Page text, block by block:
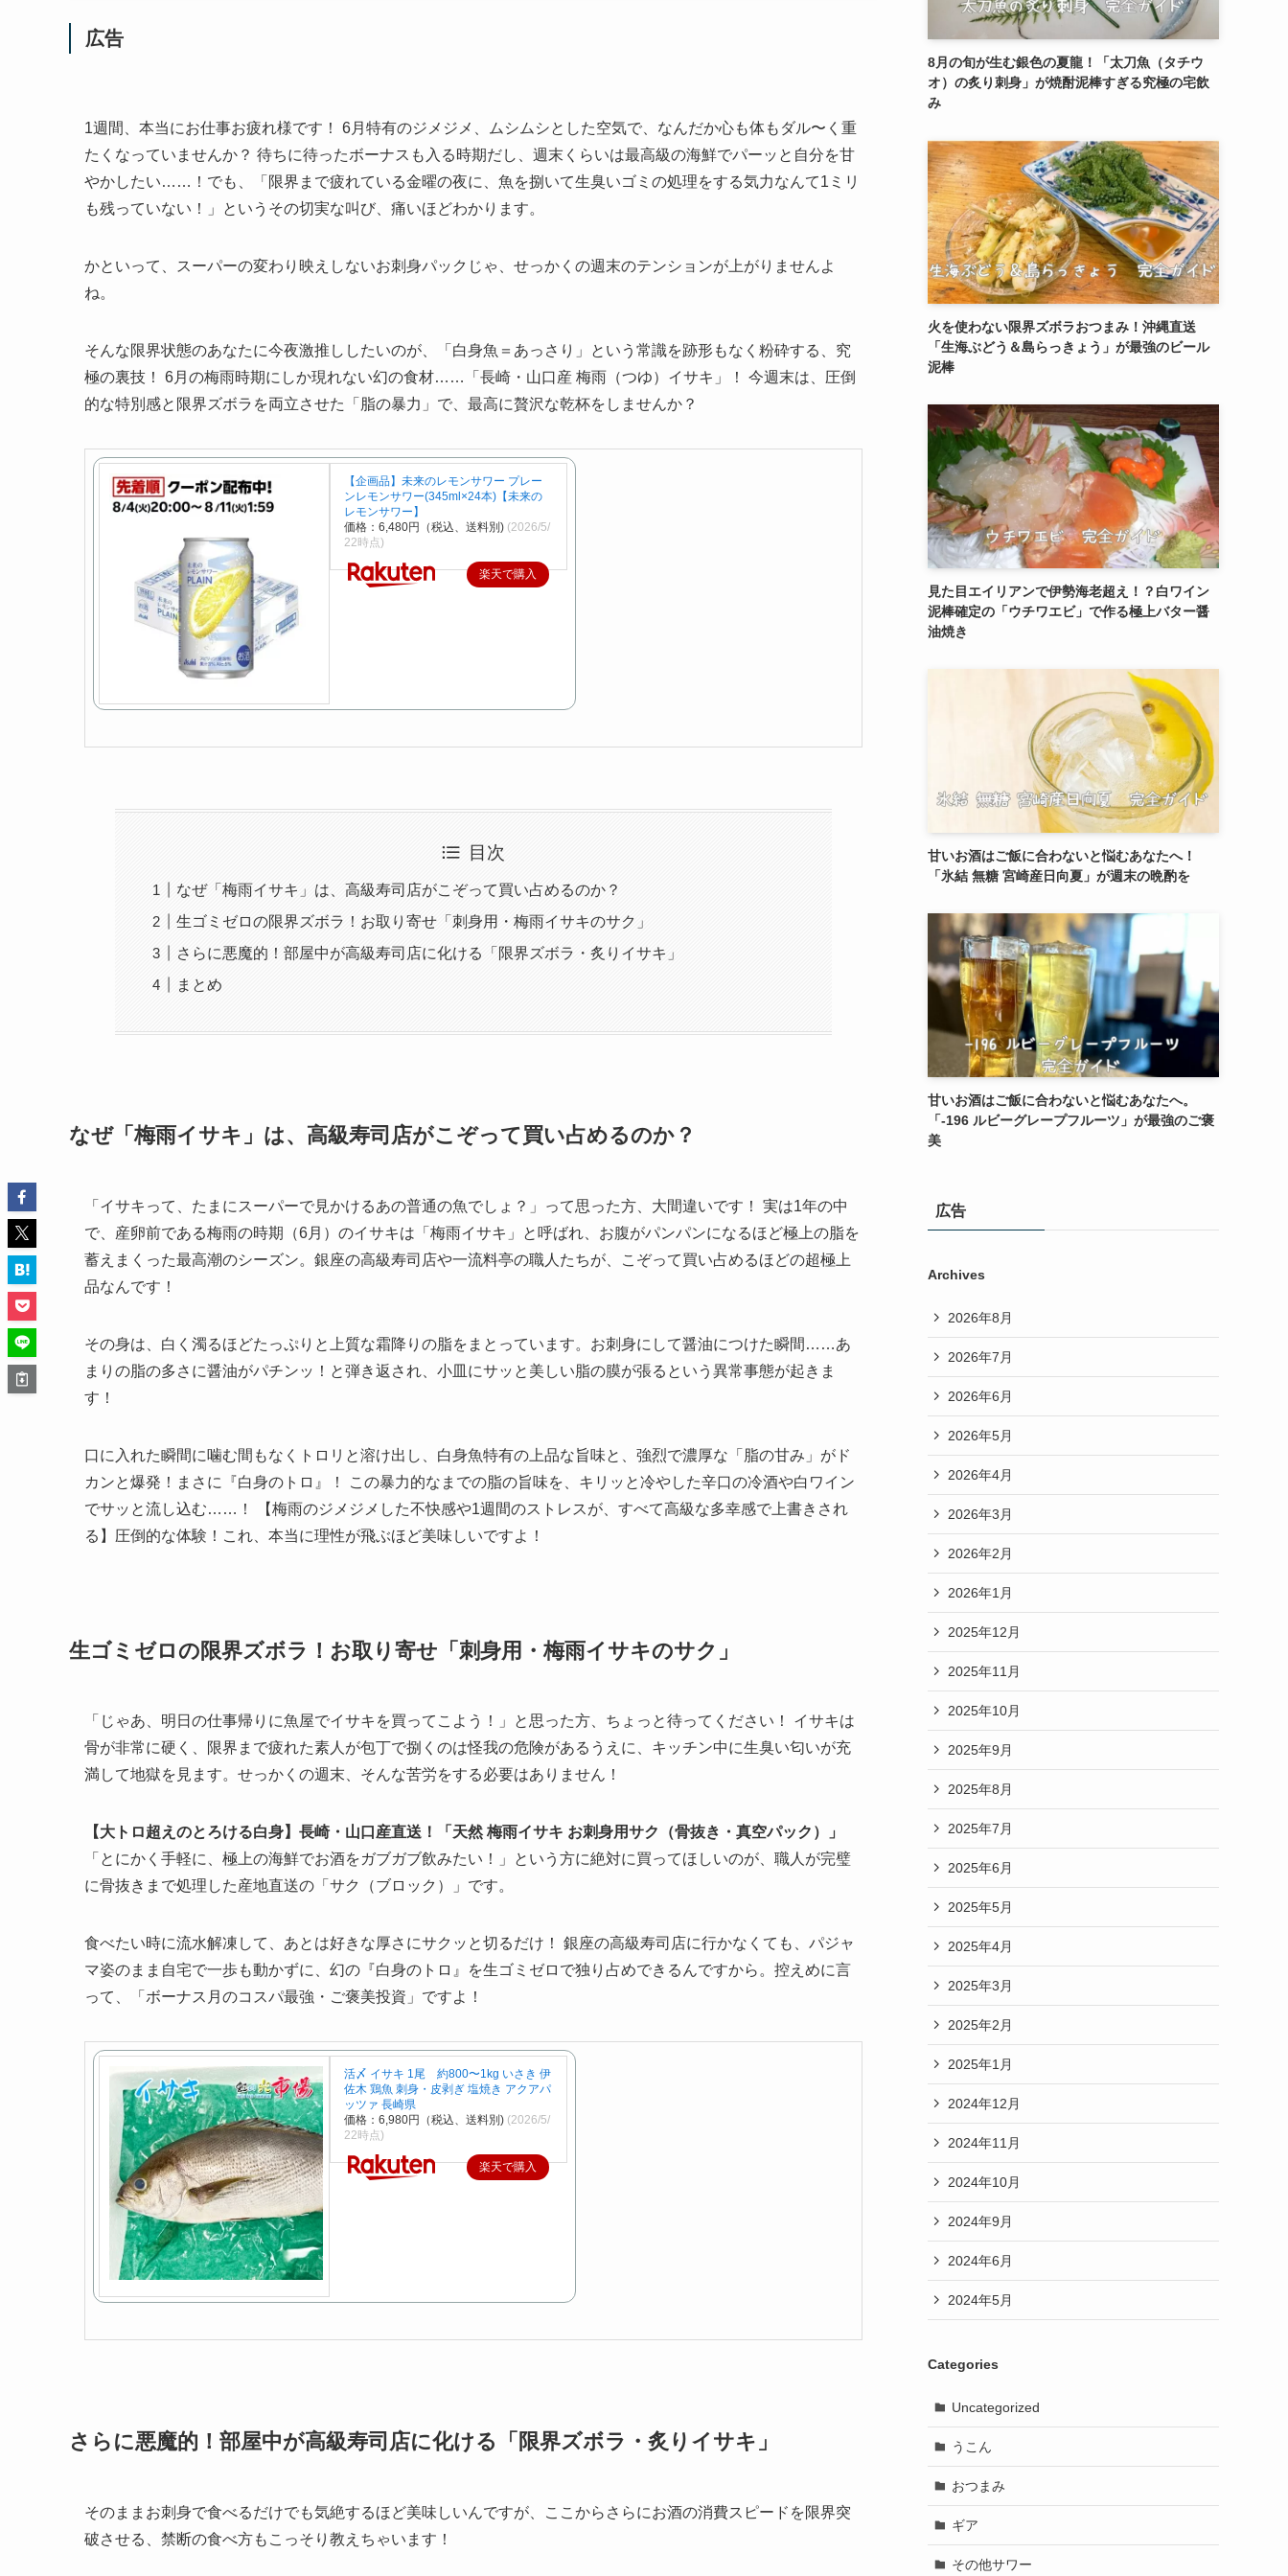
広告
1週間、本当にお仕事お疲れ様です！ 6月特有のジメジメ、ムシムシとした空気で、なんだか心も体もダル〜く重
たくなっていませんか？ 待ちに待ったボーナスも入る時期だし、週末くらいは最高級の海鮮でパーッと自分を甘
やかしたい……！でも、「限界まで疲れている金曜の夜に、魚を捌いて生臭いゴミの処理をする気力なんて1ミリ
も残っていない！」というその切実な叫び、痛いほどわかります。
かといって、スーパーの変わり映えしないお刺身パックじゃ、せっかくの週末のテンションが上がりませんよ
ね。
そんな限界状態のあなたに今夜激推ししたいのが、「白身魚＝あっさり」という常識を跡形もなく粉砕する、究
極の裏技！ 6月の梅雨時期にしか現れない幻の食材……「長崎・山口産 梅雨（つゆ）イサキ」！ 今週末は、圧倒
的な特別感と限界ズボラを両立させた「脂の暴力」で、最高に贅沢な乾杯をしませんか？
【企画品】未来のレモンサワー プレー
ンレモンサワー(345ml×24本)【未来の
レモンサワー】
価格：6,480円（税込、送料別) (2026/5/
22時点)
楽天で購入
目次
なぜ「梅雨イサキ」は、高級寿司店がこぞって買い占めるのか？
生ゴミゼロの限界ズボラ！お取り寄せ「刺身用・梅雨イサキのサク」
さらに悪魔的！部屋中が高級寿司店に化ける「限界ズボラ・炙りイサキ」
まとめ
なぜ「梅雨イサキ」は、高級寿司店がこぞって買い占めるのか？
「イサキって、たまにスーパーで見かけるあの普通の魚でしょ？」って思った方、大間違いです！ 実は1年の中
で、産卵前である梅雨の時期（6月）のイサキは「梅雨イサキ」と呼ばれ、お腹がパンパンになるほど極上の脂を
蓄えまくった最高潮のシーズン。銀座の高級寿司店や一流料亭の職人たちが、こぞって買い占めるほどの超極上
品なんです！
その身は、白く濁るほどたっぷりと上質な霜降りの脂をまとっています。お刺身にして醤油につけた瞬間……あ
まりの脂の多さに醤油がパチンッ！と弾き返され、小皿にサッと美しい脂の膜が張るという異常事態が起きま
す！
口に入れた瞬間に噛む間もなくトロリと溶け出し、白身魚特有の上品な旨味と、強烈で濃厚な「脂の甘み」がド
カンと爆発！まさに『白身のトロ』！ この暴力的なまでの脂の旨味を、キリッと冷やした辛口の冷酒や白ワイン
でサッと流し込む……！ 【梅雨のジメジメした不快感や1週間のストレスが、すべて高級な多幸感で上書きされ
る】圧倒的な体験！これ、本当に理性が飛ぶほど美味しいですよ！
生ゴミゼロの限界ズボラ！お取り寄せ「刺身用・梅雨イサキのサク」
「じゃあ、明日の仕事帰りに魚屋でイサキを買ってこよう！」と思った方、ちょっと待ってください！ イサキは
骨が非常に硬く、限界まで疲れた素人が包丁で捌くのは怪我の危険があるうえに、キッチン中に生臭い匂いが充
満して地獄を見ます。せっかくの週末、そんな苦労をする必要はありません！
【大トロ超えのとろける白身】長崎・山口産直送！「天然 梅雨イサキ お刺身用サク（骨抜き・真空パック）」
「とにかく手軽に、極上の海鮮でお酒をガブガブ飲みたい！」という方に絶対に買ってほしいのが、職人が完璧
に骨抜きまで処理した産地直送の「サク（ブロック）」です。
食べたい時に流水解凍して、あとは好きな厚さにサクッと切るだけ！ 銀座の高級寿司店に行かなくても、パジャ
マ姿のまま自宅で一歩も動かずに、幻の『白身のトロ』を生ゴミゼロで独り占めできるんですから。控えめに言
って、「ボーナス月のコスパ最強・ご褒美投資」ですよ！
活〆 イサキ 1尾 約800〜1kg いさき 伊
佐木 鶏魚 刺身・皮剥ぎ 塩焼き アクアパ
ッツァ 長崎県
価格：6,980円（税込、送料別) (2026/5/
22時点)
楽天で購入
さらに悪魔的！部屋中が高級寿司店に化ける「限界ズボラ・炙りイサキ」
そのままお刺身で食べるだけでも気絶するほど美味しいんですが、ここからさらにお酒の消費スピードを限界突
破させる、禁断の食べ方もこっそり教えちゃいます！
8月の旬が生む銀色の夏龍！「太刀魚（タチウ
オ）の炙り刺身」が焼酎泥棒すぎる究極の宅飲
み
火を使わない限界ズボラおつまみ！沖縄直送
「生海ぶどう＆島らっきょう」が最強のビール
泥棒
見た目エイリアンで伊勢海老超え！？白ワイン
泥棒確定の「ウチワエビ」で作る極上バター醤
油焼き
甘いお酒はご飯に合わないと悩むあなたへ！
「氷結 無糖 宮崎産日向夏」が週末の晩酌を
甘いお酒はご飯に合わないと悩むあなたへ。
「-196 ルビーグレープフルーツ」が最強のご褒
美
広告
Archives
2026年8月
2026年7月
2026年6月
2026年5月
2026年4月
2026年3月
2026年2月
2026年1月
2025年12月
2025年11月
2025年10月
2025年9月
2025年8月
2025年7月
2025年6月
2025年5月
2025年4月
2025年3月
2025年2月
2025年1月
2024年12月
2024年11月
2024年10月
2024年9月
2024年6月
2024年5月
Categories
Uncategorized
うこん
おつまみ
ギア
その他サワー